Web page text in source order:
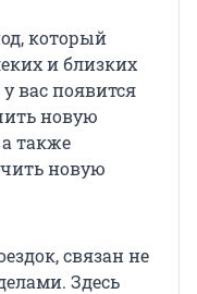
который
и близких
вас появится
новую
а также
новую
связан не
Здесь